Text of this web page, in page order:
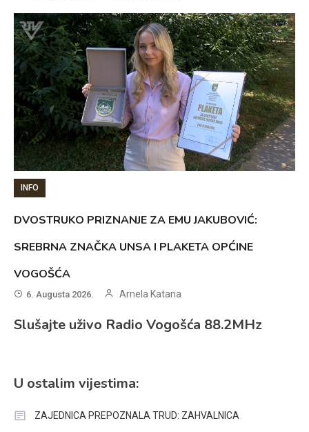
INFO
DVOSTRUKO PRIZNANJE ZA EMU JAKUBOVIĆ:
SREBRNA ZNAČKA UNSA I PLAKETA OPĆINE
VOGOŠĆA
6. Augusta 2026. Arnela Katana
Slušajte uživo Radio Vogošća 88.2MHz
U ostalim vijestima:
ZAJEDNICA PREPOZNALA TRUD: ZAHVALNICA